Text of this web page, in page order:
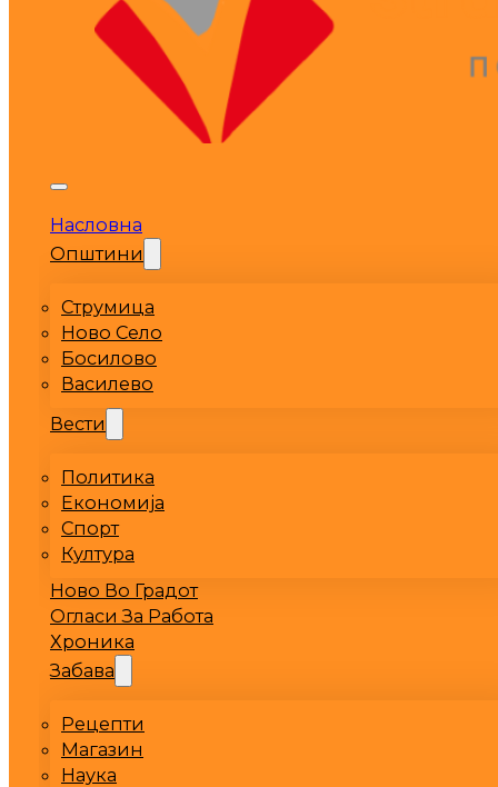
Насловна
Општини
Струмица
Ново Село
Босилово
Василево
Вести
Политика
Економија
Спорт
Култура
Ново Во Градот
Огласи За Работа
Хроника
Забава
Рецепти
Магазин
Наука